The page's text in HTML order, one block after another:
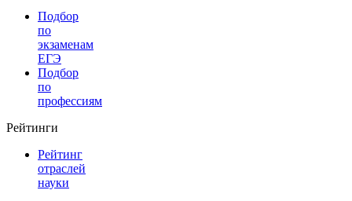
Подбор
по
экзаменам
ЕГЭ
Подбор
по
профессиям
Рейтинги
Рейтинг
отраслей
науки